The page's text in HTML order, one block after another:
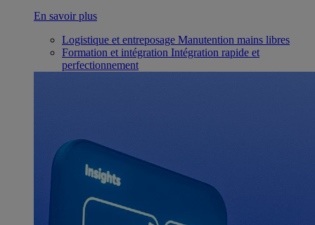
En savoir plus
Logistique et entreposage Manutention mains libres
Formation et intégration Intégration rapide et
perfectionnement